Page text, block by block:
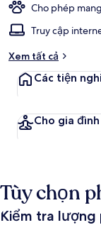
Cho phép
Truy cập
Xem tất cả
Các tiện
Cho gia đình
Tùy chọn
Kiểm tra lượng